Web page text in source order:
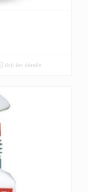
Voir les détails